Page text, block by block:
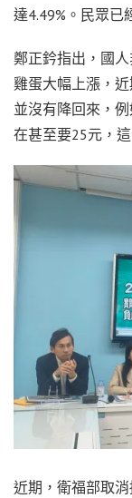
達4.49%。民眾已
鄭正鈐指出，國
雞蛋大幅上漲，
並沒有降回來，
在甚至要25元，
近期，衛福部取